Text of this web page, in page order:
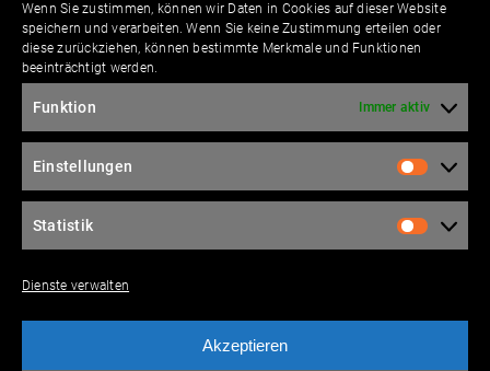
Wenn Sie zustimmen, können wir Daten in Cookies auf dieser Website
speichern und verarbeiten. Wenn Sie keine Zustimmung erteilen oder
diese zurückziehen, können bestimmte Merkmale und Funktionen
beeinträchtigt werden.
Funktion Immer aktiv
Einstellungen
Statistik
Dienste verwalten
Akzeptieren